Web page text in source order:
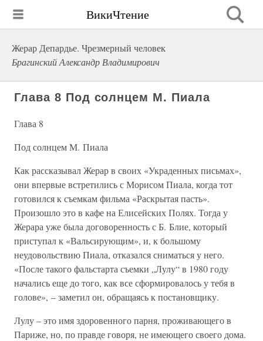
ВикиЧтение
Жерар Депардье. Чрезмерный человек
Брагинский Александр Владимирович
Глава 8 Под солнцем М. Пиала
Глава 8
Под солнцем М. Пиала
Как рассказывал Жерар в своих «Украденных письмах»,
они впервые встретились с Морисом Пиала, когда тот
готовился к съемкам фильма «Раскрытая пасть».
Произошло это в кафе на Елисейских Полях. Тогда у
Жерара уже была договоренность с Б. Блие, который
приступал к «Вальсирующим», и, к большому
неудовольствию Пиала, отказался сниматься у него.
«После такого фальстарта съемки „Лулу“ в 1980 году
начались еще до того, как все сформировалось у тебя в
голове», – заметил он, обращаясь к постановщику.
Лулу – это имя здоровенного парня, проживающего в
Париже, но, по правде говоря, не имеющего своего дома.